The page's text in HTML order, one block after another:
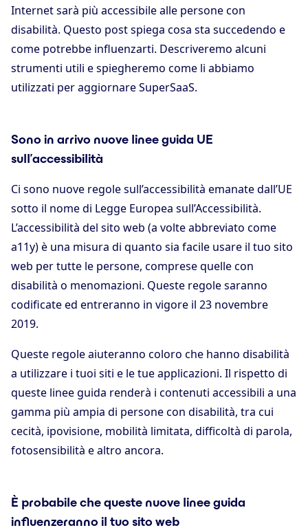
Internet sarà più accessibile alle persone con
disabilità. Questo post spiega cosa sta succedendo e
come potrebbe influenzarti. Descriveremo alcuni
strumenti utili e spiegheremo come li abbiamo
utilizzati per aggiornare SuperSaaS.
Sono in arrivo nuove linee guida UE
sull’accessibilità
Ci sono nuove regole sull’accessibilità emanate dall’UE
sotto il nome di Legge Europea sull’Accessibilità.
L’accessibilità del sito web (a volte abbreviato come
a11y) è una misura di quanto sia facile usare il tuo sito
web per tutte le persone, comprese quelle con
disabilità o menomazioni. Queste regole saranno
codificate ed entreranno in vigore il 23 novembre
2019.
Queste regole aiuteranno coloro che hanno disabilità
a utilizzare i tuoi siti e le tue applicazioni. Il rispetto di
queste linee guida renderà i contenuti accessibili a una
gamma più ampia di persone con disabilità, tra cui
cecità, ipovisione, mobilità limitata, difficoltà di parola,
fotosensibilità e altro ancora.
È probabile che queste nuove linee guida
influenzeranno il tuo sito web